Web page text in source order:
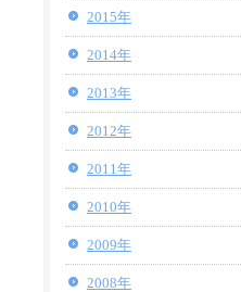
2015年
2014年
2013年
2012年
2011年
2010年
2009年
2008年